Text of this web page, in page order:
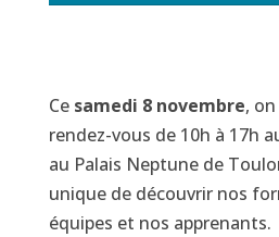
Ce samedi 8 novembre,
rendez-vous de 10h à 17h
au Palais Neptune de
unique de découvrir nos
équipes et nos apprenants.